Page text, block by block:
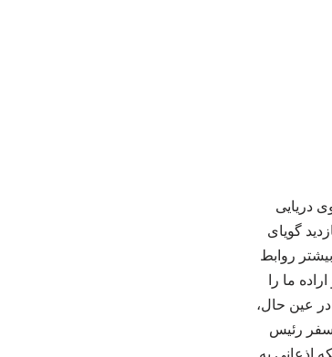
دریایی
گویای
روابط
ما را
عین حال،
سفر رئیس
اذعانی به